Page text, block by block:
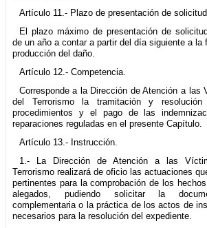
Artículo 11.- Plazo de presentación de
El plazo máximo de presentación de
de un año a contar a partir del día siguiente a la
producción del daño.
Artículo 12.- Competencia.
Corresponde a la Dirección de Atención a las
del Terrorismo la tramitación y
procedimientos y el pago de las
reparaciones reguladas en el presente Capítulo.
Artículo 13.- Instrucción.
1.- La Dirección de Atención a las
Terrorismo realizará de oficio las actuaciones
pertinentes para la comprobación de los
alegados, pudiendo solicitar la
complementaria o la práctica de los actos de
necesarios para la resolución del expediente.